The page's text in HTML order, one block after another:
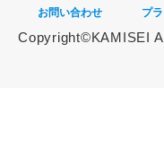
お問い合わせ プ
Copyright©KAMISEI